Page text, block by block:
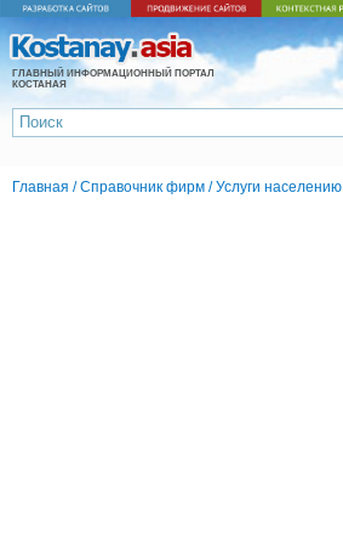
ГЛАВНЫЙ ИНФОРМАЦИОННЫЙ ПОРТАЛ
КОСТАНАЯ
Главная /Справочник фирм /Услуги населению